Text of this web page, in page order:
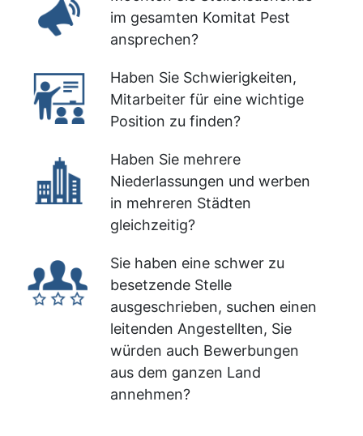
im gesamten Komitat Pest
ansprechen?
Haben Sie Schwierigkeiten,
Mitarbeiter für eine wichtige
Position zu finden?
Haben Sie mehrere
Niederlassungen und werben
in mehreren Städten
gleichzeitig?
Sie haben eine schwer zu
besetzende Stelle
ausgeschrieben, suchen einen
leitenden Angestellten, Sie
würden auch Bewerbungen
aus dem ganzen Land
annehmen?